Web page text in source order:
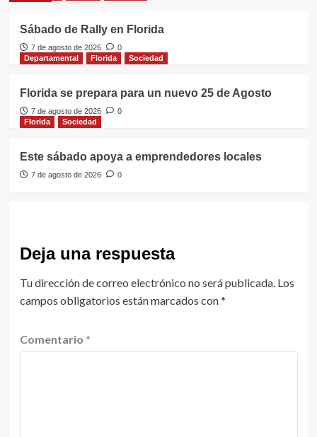
Sábado de Rally en Florida
7 de agosto de 2026
0
Departamental
Florida Sociedad
Florida se prepara para un nuevo 25 de Agosto
7 de agosto de 2026
0
Florida
Sociedad
Este sábado apoya a emprendedores locales
7 de agosto de 2026 0
Deja una respuesta
Tu dirección de correo electrónico no será publicada. Los
campos obligatorios están marcados con*
Comentario *